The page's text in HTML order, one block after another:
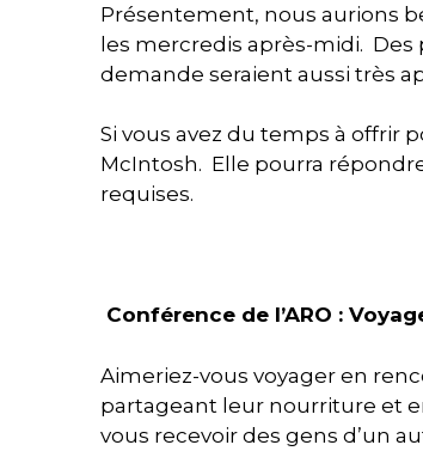
Présentement, nous aurions
les mercredis après-midi.
demande seraient aussi très
Si vous avez du temps à offrir
McIntosh. Elle pourra
requises.
Conférence de l’ARO :
Aimeriez-vous voyager en
partageant leur nourriture et
vous recevoir des gens d’un